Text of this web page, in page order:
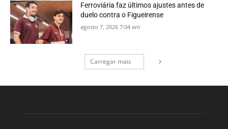
Ferroviária faz últimos ajustes antes de
duelo contra o Figueirense
agosto 7, 2026 7:04 am
Carregar mais